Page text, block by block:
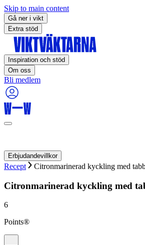
Skip to main content
Gå ner i vikt
Extra stöd
Inspiration och stöd
Om oss
Bli medlem
Erbjudandevillkor
Recept Citronmarinerad kyckling med
Citronmarinerad kyckling med
6
Points®